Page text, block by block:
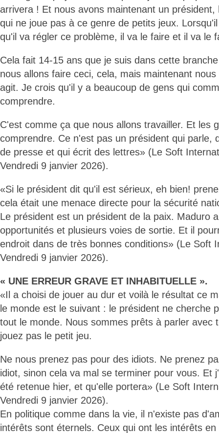
arrivera ! Et nous avons maintenant un
qui ne joue pas à ce genre de petits jeux.
qu'il va régler ce problème, il va le faire et il va le
Cela fait 14-15 ans que je suis dans cette
nous allons faire ceci, cela, mais maintenant
agit. Je crois qu'il y a beaucoup de gens qui
comprendre.
C'est comme ça que nous allons travailler. Et les
comprendre. Ce n'est pas un président qui parle,
de presse et qui écrit des lettres» (Le Soft
Vendredi 9 janvier 2026).
«Si le président dit qu'il est sérieux, eh bien!
cela était une menace directe pour la sécurité
Le président est un président de la paix. Maduro
opportunités et plusieurs voies de sortie. Et il
endroit dans de très bonnes conditions» (Le Soft
Vendredi 9 janvier 2026).
« UNE ERREUR GRAVE ET INHABITUELLE ».
«Il a choisi de jouer au dur et voilà le résultat ce
le monde est le suivant : le président ne cherche
tout le monde. Nous sommes prêts à parler avec
jouez pas le petit jeu.
Ne nous prenez pas pour des idiots. Ne prenez
idiot, sinon cela va mal se terminer pour vous. Et
été retenue hier, et qu'elle portera» (Le Soft
Vendredi 9 janvier 2026).
En politique comme dans la vie, il n'existe pas
intérêts sont éternels. Ceux qui ont les intérêts